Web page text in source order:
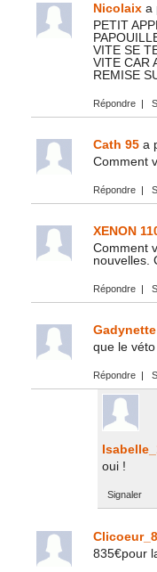
Nicolaix a
PETIT
VITE SE
VITE CAR
REMISE
Répondre |
Cath 95 a
Comment
Répondre |
XENON
Comment
nouvelles.
Répondre |
Gadynette
que le
Répondre |
oui !
Signaler
835€pour